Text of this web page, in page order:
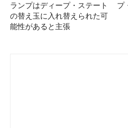
ランプはディープ・ステート
の替え玉に入れ替えられた可
能性があると主張
プ